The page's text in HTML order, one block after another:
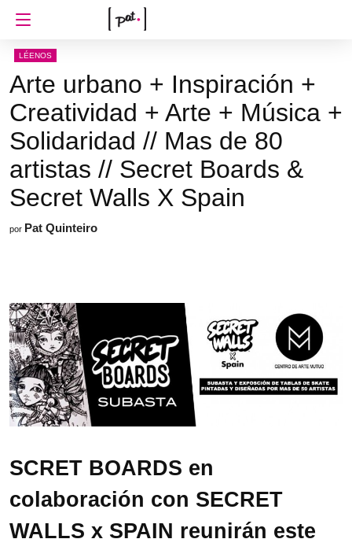
LÉENOS
Arte urbano + Inspiración +
Creatividad + Arte + Música +
Solidaridad // Mas de 80
artistas // Secret Boards &
Secret Walls X Spain
por Pat Quinteiro
SCRET BOARDS en
colaboración con SECRET
WALLS x SPAIN reunirán este